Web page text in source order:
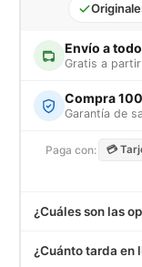
Envío a
Gratis a
Compra
Garantía de
Paga con: 💳
¿Cuáles son las
American Express),
¿Cuánto tarda en